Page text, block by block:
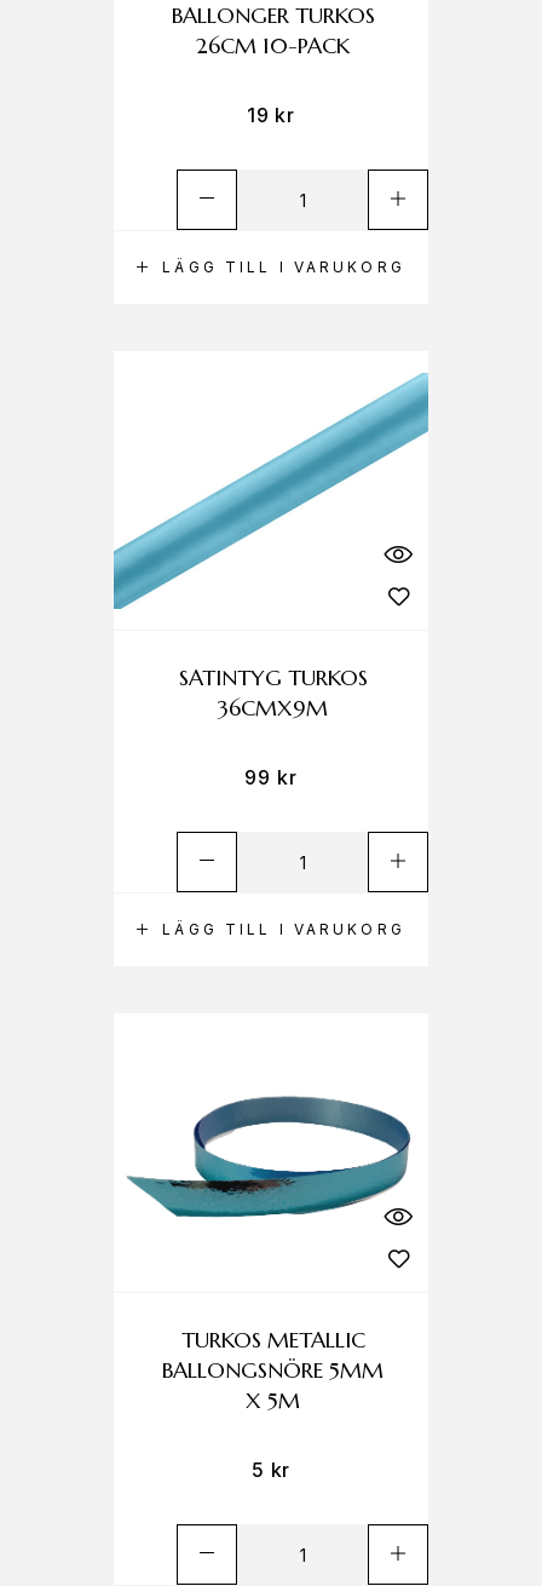
LÄGG TILL I VARUKORG
BALLONGER TURKOS
26CM 10-PACK
19 kr
LÄGG TILL I VARUKORG
SATINTYG TURKOS
36CMX9M
99 kr
TURKOS METALLIC
BALLONGSNÖRE 5MM
X 5M
5 kr